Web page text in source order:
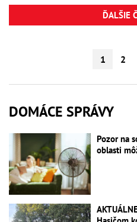
ĎALŠIE
1 2
DOMÁCE SPRÁVY
Pozor na
oblasti